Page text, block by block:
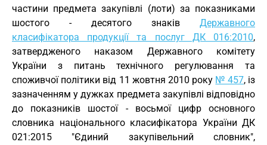
частини предмета закупівлі (лоти) за показниками
шостого - десятого знаків Державного
класифікатора продукції та послуг ДК 016:2010,
затвердженого наказом Державного комітету
України з питань технічного регулювання та
споживчої політики від 11 жовтня 2010 року № 457, із
зазначенням у дужках предмета закупівлі відповідно
до показників шостої - восьмої цифр основного
словника національного класифікатора України ДК
021:2015 "Єдиний закупівельний словник",